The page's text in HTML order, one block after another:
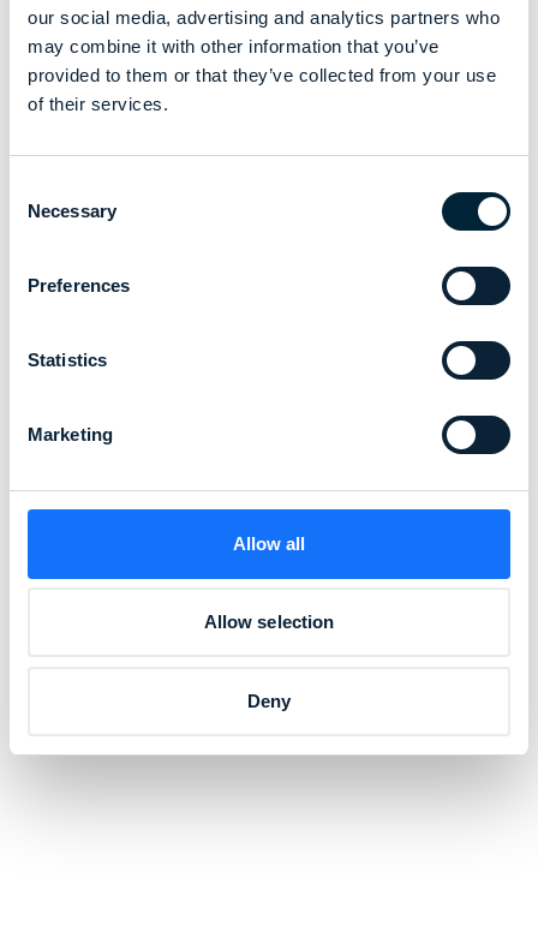
our social media, advertising and analytics partners who
may combine it with other information that you’ve
provided to them or that they’ve collected from your use
of their services.
Selection
Necessary
Preferences
Statistics
Marketing
Allow all
Allow selection
Deny